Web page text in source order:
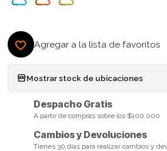
Agregar a la lista de favoritos
Mostrar stock de ubicaciones
Despacho Gratis
A partir de compras sobre los $100.000
Cambios y Devoluciones
Tienes 30 días para realizar cambios y